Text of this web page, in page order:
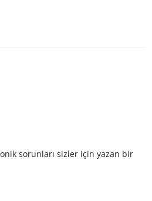
sorunları sizler için yazan bir